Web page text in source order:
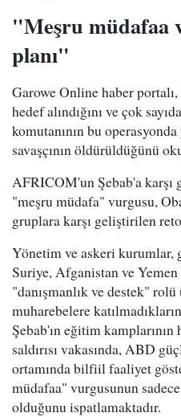
"Meşru müdafaa
planı"
Garowe Online haber
hedef alındığını ve çok
komutanının bu operasyonda
savaşçının öldürüldüğünü
AFRICOM'un Şebab'a karşı
"meşru müdafa" vurgusu,
gruplara karşı geliştirilen
Yönetim ve askeri
Suriye, Afganistan ve
"danışmanlık ve destek"
muharebelere
Şebab'ın eğitim kamplarının
saldırısı vakasında, ABD
ortamında bilfiil faaliyet
müdafaa" vurgusunun
olduğunu ispatlamaktadır.